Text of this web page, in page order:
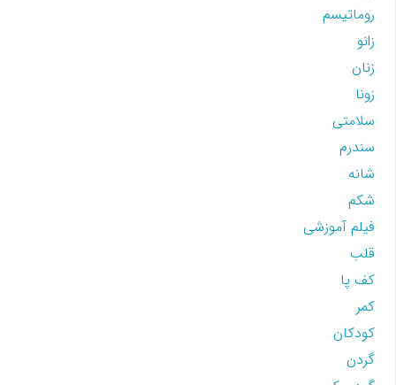
روماتیسم
زانو
زنان
زونا
سلامتی
سندرم
شانه
شکم
فیلم آموزشی
قلب
کف پا
کمر
کودکان
گردن